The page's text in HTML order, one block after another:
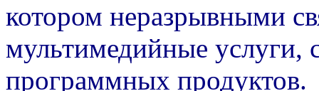
котором неразрывными
мультимедийные услуги,
программных продуктов.